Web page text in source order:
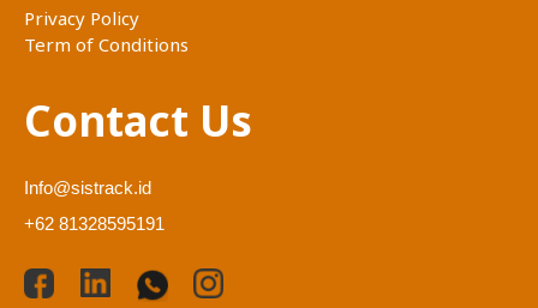
Privacy Policy
Term of Conditions
Contact Us
Info@sistrack.id
+62 81328595191